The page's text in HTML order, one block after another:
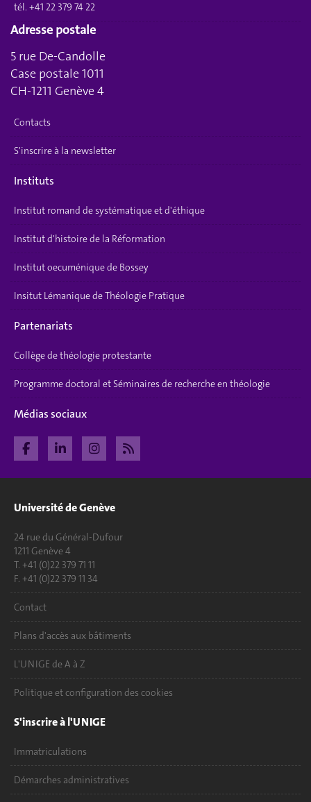
tél. +41 22 379 74 22
Adresse postale
5 rue De-Candolle
Case postale 1011
CH-1211 Genève 4
Contacts
S'inscrire à la newsletter
Instituts
Institut romand de systématique et d'éthique
Institut d'histoire de la Réformation
Institut oecuménique de Bossey
Insitut Lémanique de Théologie Pratique
Partenariats
Collège de théologie protestante
Programme doctoral et Séminaires de recherche en théologie
Médias sociaux
Université de Genève
24 rue du Général-Dufour
1211 Genève 4
T. +41 (0)22 379 71 11
F. +41 (0)22 379 11 34
Contact
Plans d'accès aux bâtiments
L'UNIGE de A à Z
Politique et configuration des cookies
S'inscrire à l'UNIGE
Immatriculations
Démarches administratives